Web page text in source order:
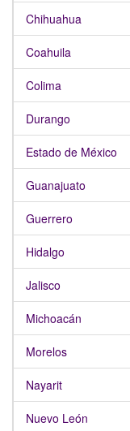
Chihuahua
Coahuila
Colima
Durango
Estado de México
Guanajuato
Guerrero
Hidalgo
Jalisco
Michoacán
Morelos
Nayarit
Nuevo León